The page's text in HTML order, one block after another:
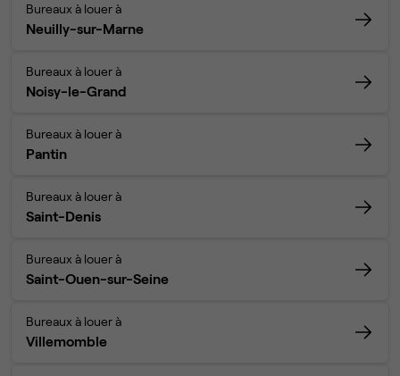
Bureaux à louer à
Neuilly-sur-Marne
Bureaux à louer à
Noisy-le-Grand
Bureaux à louer à
Pantin
Bureaux à louer à
Saint-Denis
Bureaux à louer à
Saint-Ouen-sur-Seine
Bureaux à louer à
Villemomble